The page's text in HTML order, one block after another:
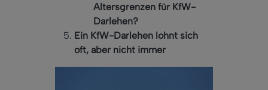
Altersgrenzen für KfW-
Darlehen?
Ein KfW-Darlehen lohnt sich
oft, aber nicht immer